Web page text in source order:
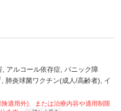
アルコール依存症 パニック障
肺炎球菌ワクチン(成人/高齢者)
イ
適用外)、または治療内容や適用制限